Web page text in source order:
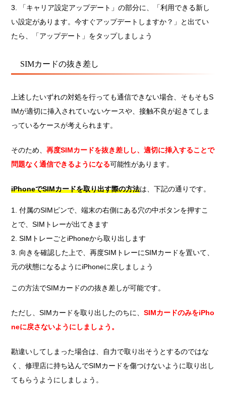
「キャリア設定アップデート」の部分に、「利用できる新し
い設定があります。今すぐアップデートしますか？」と出てい
たら、「アップデート」をタップしましょう
SIMカードの抜き差し
上述したいずれの対処を行っても通信できない場合、そもそもS
IMが適切に挿入されていないケースや、接触不良が起きてしま
っているケースが考えられます。
そのため、再度SIMカードを抜き差しし、適切に挿入することで
問題なく通信できるようになる可能性があります。
iPhoneでSIMカードを取り出す際の方法は、下記の通りです。
付属のSIMピンで、端末の右側にある穴の中ボタンを押すこ
とで、SIMトレーが出てきます
SIMトレーごとiPhoneから取り出します
向きを確認した上で、再度SIMトレーにSIMカードを置いて、
元の状態になるようにiPhoneに戻しましょう
この方法でSIMカードのの抜き差しが可能です。
ただし、SIMカードを取り出したのちに、SIMカードのみをiPho
neに戻さないようにしましょう。
勘違いしてしまった場合は、自力で取り出そうとするのではな
く、修理店に持ち込んでSIMカードを傷つけないように取り出し
てもらうようにしましょう。